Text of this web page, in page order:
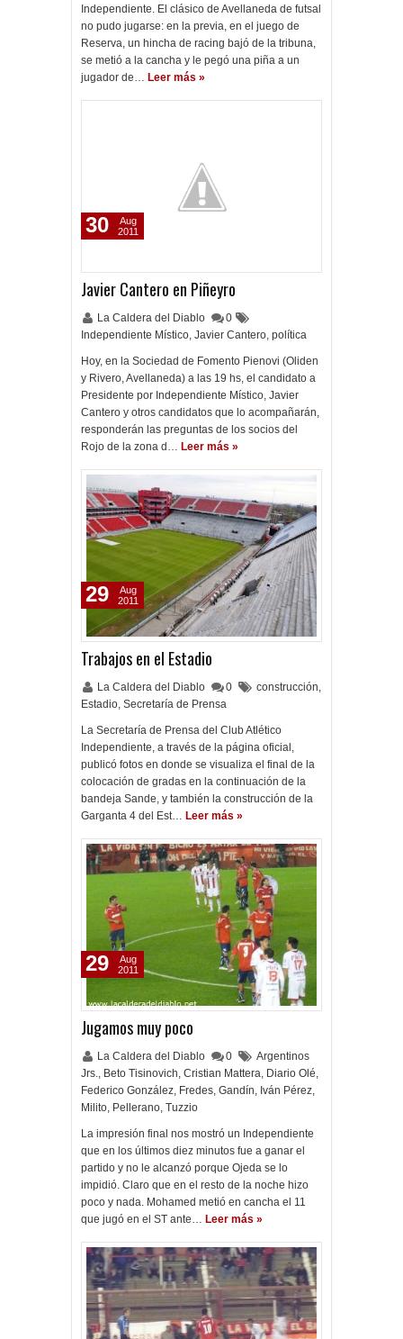
Independiente. El clásico de Avellaneda de futsal
no pudo jugarse: en la previa, en el juego de
Reserva, un hincha de racing bajó de la tribuna,
se metió a la cancha y le pegó una piña a un
jugador de… Leer más »
Javier Cantero en Piñeyro
La Caldera del Diablo
0
Independiente Místico, Javier Cantero, política
Hoy, en la Sociedad de Fomento Pienovi (Oliden
y Rivero, Avellaneda) a las 19 hs, el candidato a
Presidente por Independiente Místico, Javier
Cantero y otros candidatos que lo acompañarán,
responderán las preguntas de los socios del
Rojo de la zona d… Leer más »
30
Aug
2011
Trabajos en el Estadio
La Caldera del Diablo 0 construcción,
Estadio, Secretaría de Prensa
La Secretaría de Prensa del Club Atlético
Independiente, a través de la página oficial,
publicó fotos en donde se visualiza el final de la
colocación de gradas en la continuación de la
bandeja Sande, y también la construcción de la
Garganta 4 del Est… Leer más »
29
Aug
2011
Jugamos muy poco
La Caldera del Diablo 0
Argentinos
Jrs., Beto Tisinovich, Cristian Mattera, Diario Olé,
Federico González, Fredes, Gandín, Iván Pérez,
Milito, Pellerano, Tuzzio
La impresión final nos mostró un Independiente
que en los últimos diez minutos fue a ganar el
partido y no le alcanzó porque Ojeda se lo
impidió. Claro que en el resto de la noche hizo
poco y nada. Mohamed metió en cancha el 11
que jugó en el ST ante… Leer más »
29
Aug
2011